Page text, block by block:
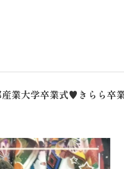
業大学卒業式♥きらら卒